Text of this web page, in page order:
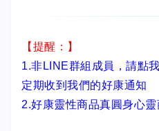
【提醒：】
1.非LINE群組成員， 請點
定期收到我們的好康通知
2.好康靈性商品真圓身心